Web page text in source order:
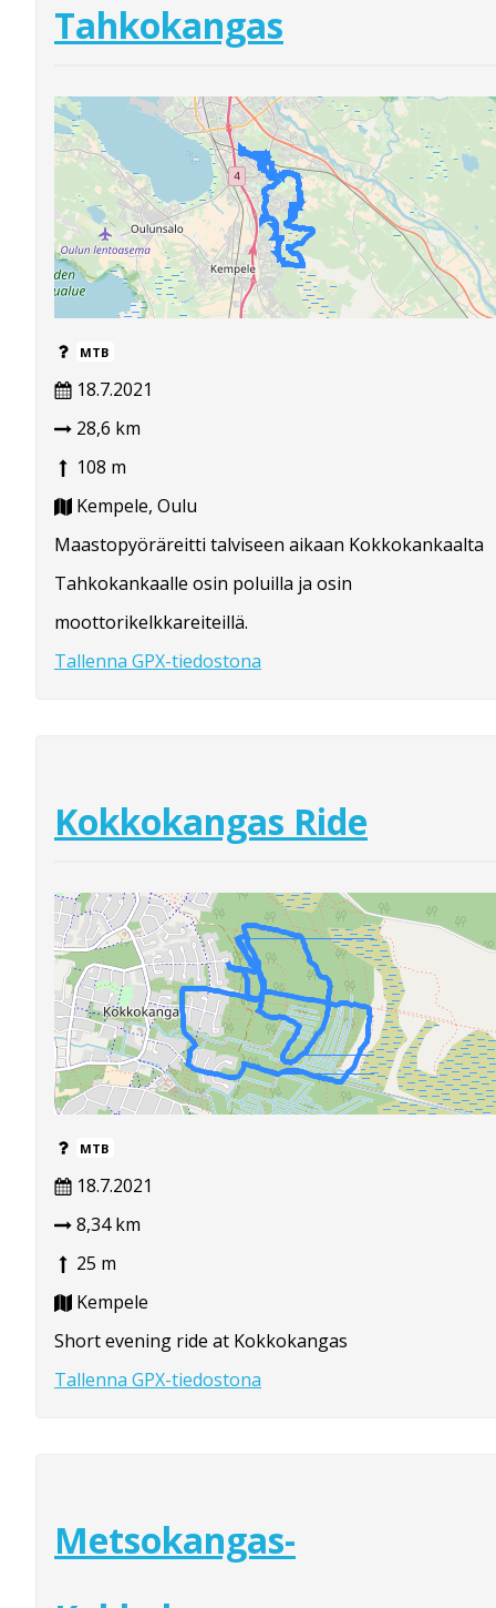
Tahkokangas
MTB
18.7.2021
28,6 km
108 m
Kempele, Oulu
Maastopyöräreitti talviseen aikaan Kokkokankaalta
Tahkokankaalle osin poluilla ja osin
moottorikelkkareiteillä.
Tallenna GPX-tiedostona
Kokkokangas Ride
MTB
18.7.2021
8,34 km
25 m
Kempele
Short evening ride at Kokkokangas
Tallenna GPX-tiedostona
Metsokangas-